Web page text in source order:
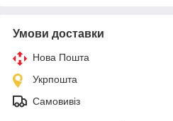
Умови доставки
Нова Пошта
Укрпошта
Самовивіз